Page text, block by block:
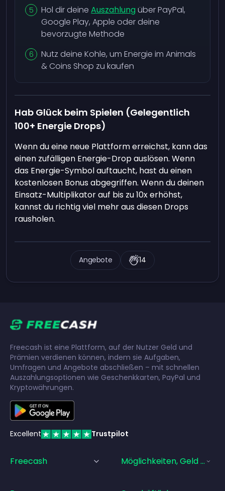
Hol dir deineAuszahlungüber PayPal,
Google Play, Apple oder deine
bevorzugte Methode
Nutz deine Kohle, um Energie im Animals
& Coins Shop zu kaufen
Hab Glück beim Spielen (Gelegentlich
100+ Energie Drops)
Wenn du eine neue Plattform erreichst, kann das
einen zufälligen Energie-Drop auslösen. Wenn
das Energie-Symbol auftaucht, hast du einen
kostenlosen Bonus abgegriffen. Wenn du deinen
Einsatz-Multiplikator auf bis zu 10x erhöhst,
kannst du richtig viel mehr aus diesen Drops
rausholen.
Angebote 14
Freecash ist eine Plattform, auf der Nutzer Geld und
Prämien verdienen können, indem sie Aufgaben,
Umfragen und Angebote abschließen – mit schnellen
Auszahlungsoptionen wie Geschenkkarten, PayPal und
Kryptowährungen.
Excellent Trustpilot
Freecash Möglichkeiten, Geld Zu